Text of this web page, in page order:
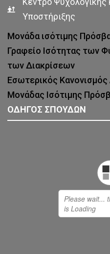
Υποστήριξης
Μονάδα ισότιμης
Γραφείο Ισότητας των
των Διακρίσεων
Εσωτερικός Κανονισμός
Μονάδας Ισότιμης
ΟΔΗΓΟΣ ΣΠΟΥΔΩΝ